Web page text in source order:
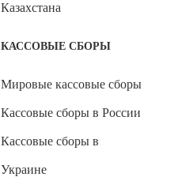
Казахстана
КАССОВЫЕ СБОРЫ
Мировые кассовые сборы
Кассовые сборы в России
Кассовые сборы в
Украине